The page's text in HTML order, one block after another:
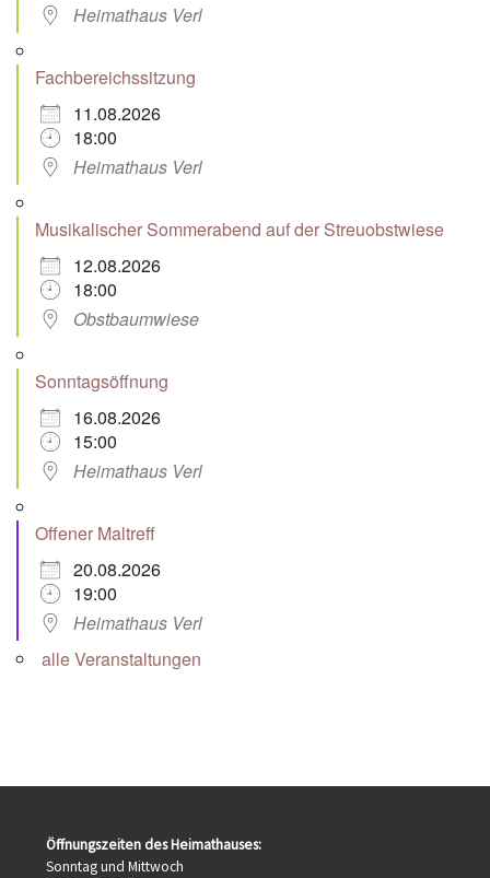
Heimathaus Verl
Fachbereichssitzung
11.08.2026
18:00
Heimathaus Verl
Musikalischer Sommerabend auf der Streuobstwiese
12.08.2026
18:00
Obstbaumwiese
Sonntagsöffnung
16.08.2026
15:00
Heimathaus Verl
Offener Maltreff
20.08.2026
19:00
Heimathaus Verl
alle Veranstaltungen
Öffnungszeiten des Heimathauses:
Sonntag und Mittwoch